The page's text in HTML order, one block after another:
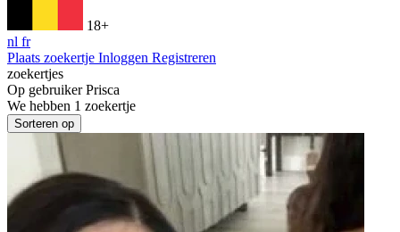
18+
nl fr
Plaats zoekertje Inloggen Registreren
zoekertjes
Op gebruikerPrisca
We hebben 1 zoekertje
Sorteren op